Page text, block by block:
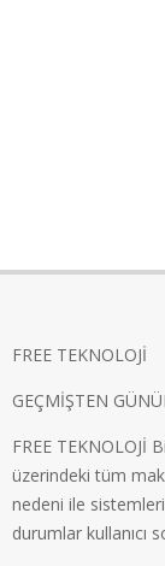
FREE TEKNOLOJİ
GEÇMİŞTEN
FREE TEKNOLOJİ
üzerindeki tüm
nedeni ile
durumlar kullanıcı